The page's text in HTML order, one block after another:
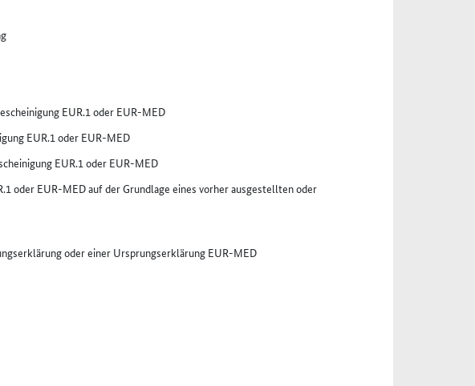
EUR.1 oder EUR-MED
EUR.1 oder EUR-MED
EUR.1 oder EUR-MED
oder EUR-MED auf der Grundlage eines vorher ausgestellten oder
oder einer Ursprungserklärung EUR-MED